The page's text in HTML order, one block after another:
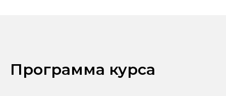
Программа курса